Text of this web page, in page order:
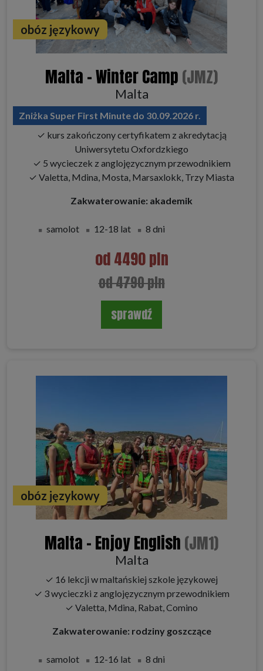
obóz językowy
Malta - Winter Camp (JMZ)
Malta
Zniżka Super First Minute do 30.09.2026 r.
✓ kurs zakończony certyfikatem z akredytacją
Uniwersytetu Oxfordzkiego
✓ 5 wycieczek z anglojęzycznym przewodnikiem
✓ Valetta, Mdina, Mosta, Marsaxlokk, Trzy Miasta
Zakwaterowanie: akademik
samolot 12-18 lat 8 dni
od 4490 pln
od 4790 pln
sprawdź
obóz językowy
Malta - Enjoy English (JM1)
Malta
✓ 16 lekcji w maltańskiej szkole językowej
✓ 3 wycieczki z anglojęzycznym przewodnikiem
✓ Valetta, Mdina, Rabat, Comino
Zakwaterowanie: rodziny goszczące
samolot 12-16 lat 8 dni